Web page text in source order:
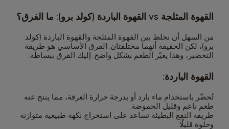
القهوة المثلجة vs القهوة الباردة (كولد برو): ما الفرق؟
من السهل أن نخلط بين القهوة المثلجة والقهوة الباردة (كولد
برو)، لكن الحقيقة أنهما مختلفتان. الفرق الأساسي هو طريقة
التحضير، وهذا يغيّر الطعم بشكل واضح. إليك الفرق ببساطة:
القهوة الباردة:
تُحضّر باستخدام ماء بارد أو بدرجة حرارة الغرفة، مما ينتج عنه
طعم ناعم وقليل الحموضة.
طريقة النقع البطيئة تساعد على استخراج نكهة طبيعية متوازنة
وحلوة قليلًا.